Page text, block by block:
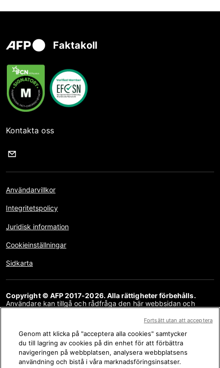
Faktakoll
Kontakta oss
Användarvillkor
Integritetspolicy
Juridisk information
Cookieinställningar
Sidkarta
Copyright © AFP 2017-2026. Alla rättigheter förbehålls.
Användare kan tillgå och rådfråga den här webbsidan och
kommersiella ändamål. All annan användning, särskilt kopiering,
delvis, för något annat syfte/eller annat tillvägagångssätt, utan
ett särskilt licensavtal med AFP, är strängt förbjudet. Ämnen
som beskrivs eller inkluderas via länkar inom faktagranskningar
inkluderas till den grad som behövs för en korrekt förståelse av
informationen som granskas. AFP har inte upphovsrätt till detta
Genom att klicka på "acceptera alla cookies" samtycker
du till lagring av cookies på din enhet för att förbättra
navigeringen på webbplatsen, analysera webbplatsens
användning och bistå i våra marknadsföringsinsatser.
Fortsätt utan att acceptera